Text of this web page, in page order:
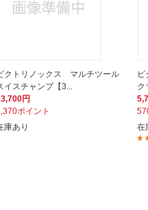
クトリノックス マルチツール
イスチャンプ【3...
円
ポイント
庫あり
ク
在